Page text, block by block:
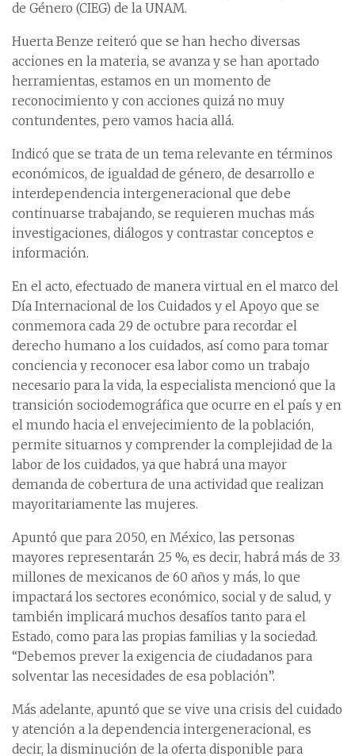
de Género (CIEG) de la UNAM.
Huerta Benze reiteró que se han hecho diversas
acciones en la materia, se avanza y se han aportado
herramientas, estamos en un momento de
reconocimiento y con acciones quizá no muy
contundentes, pero vamos hacia allá.
Indicó que se trata de un tema relevante en términos
económicos, de igualdad de género, de desarrollo e
interdependencia intergeneracional que debe
continuarse trabajando, se requieren muchas más
investigaciones, diálogos y contrastar conceptos e
información.
En el acto, efectuado de manera virtual en el marco del
Día Internacional de los Cuidados y el Apoyo que se
conmemora cada 29 de octubre para recordar el
derecho humano a los cuidados, así como para tomar
conciencia y reconocer esa labor como un trabajo
necesario para la vida, la especialista mencionó que la
transición sociodemográfica que ocurre en el país y en
el mundo hacia el envejecimiento de la población,
permite situarnos y comprender la complejidad de la
labor de los cuidados, ya que habrá una mayor
demanda de cobertura de una actividad que realizan
mayoritariamente las mujeres.
Apuntó que para 2050, en México, las personas
mayores representarán 25 %, es decir, habrá más de 33
millones de mexicanos de 60 años y más, lo que
impactará los sectores económico, social y de salud, y
también implicará muchos desafíos tanto para el
Estado, como para las propias familias y la sociedad.
“Debemos prever la exigencia de ciudadanos para
solventar las necesidades de esa población”.
Más adelante, apuntó que se vive una crisis del cuidado
y atención a la dependencia intergeneracional, es
decir, la disminución de la oferta disponible para